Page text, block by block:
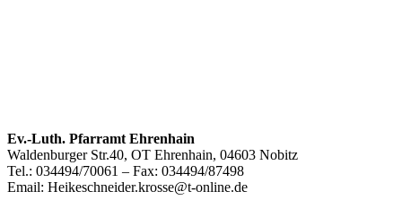
Footer
Inhalt
Ev.-Luth. Pfarramt Ehrenhain
Waldenburger Str.40, OT Ehrenhain, 04603 Nobitz
Tel.: 034494/70061 – Fax: 034494/87498
Email: Heikeschneider.krosse@t-online.de